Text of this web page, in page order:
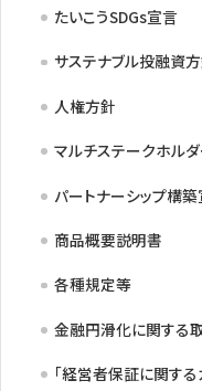
たいこうSDGs宣言
サステナブル投融資
人権方針
マルチステークホル
パートナーシップ構
商品概要説明書
各種規定等
金融円滑化に関する
「経営者保証に関す